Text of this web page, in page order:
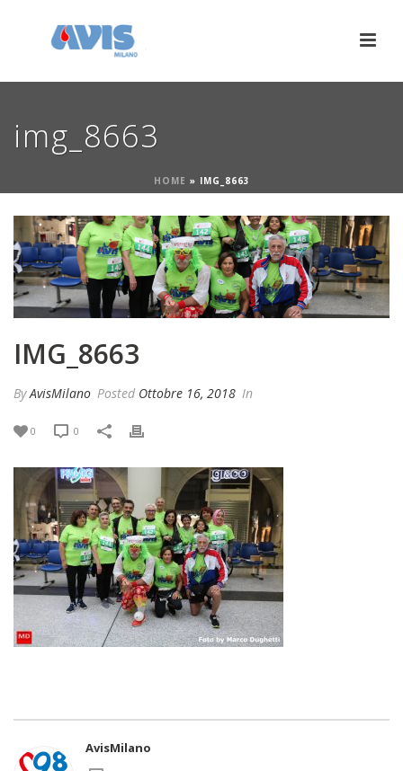
img_8663
HOME » IMG_8663
IMG_8663
ByAvisMilano Posted Ottobre 16, 2018 In
0 0
AvisMilano